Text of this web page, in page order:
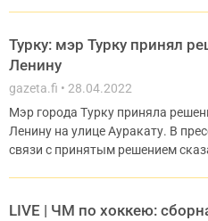
Турку: мэр Турку принял
Ленину
gazeta.fi
28.04.2022
Мэр города Турку приняла
Ленину на улице Ауракату. В
связи с принятым решением
LIVE | ЧМ по хоккею: